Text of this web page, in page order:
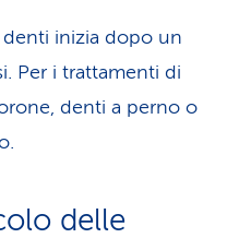
inizia dopo un
Per i trattamenti di
denti a perno o
delle